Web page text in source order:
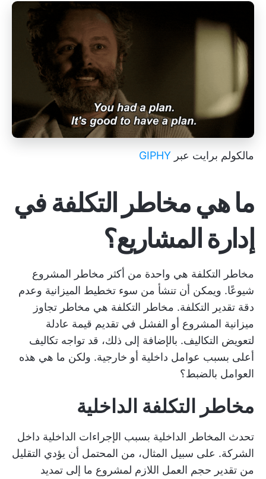
مالكولم برايت عبر GIPHY
ما هي مخاطر التكلفة في
إدارة المشاريع؟
مخاطر التكلفة هي واحدة من أكثر مخاطر المشروع
شيوعًا. ويمكن أن تنشأ من سوء تخطيط الميزانية وعدم
دقة تقدير التكلفة. مخاطر التكلفة هي مخاطر تجاوز
ميزانية المشروع أو الفشل في تقديم قيمة عادلة
لتعويض التكاليف. بالإضافة إلى ذلك، قد تواجه تكاليف
أعلى بسبب عوامل داخلية أو خارجية. ولكن ما هي هذه
العوامل بالضبط؟
مخاطر التكلفة الداخلية
تحدث المخاطر الداخلية بسبب الإجراءات الداخلية داخل
الشركة. على سبيل المثال، من المحتمل أن يؤدي التقليل
من تقدير حجم العمل اللازم لمشروع ما إلى تمديد